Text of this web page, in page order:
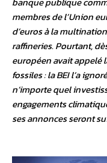
membres de l’Union
d’euros à la
raffineries. Pourtant,
européen avait appelé
fossiles : la BEI l’a
n’importe quel
engagements
ses annonces seront